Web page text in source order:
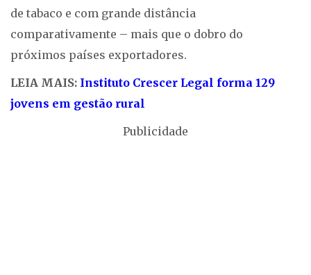
de tabaco e com grande distância
comparativamente – mais que o dobro do
próximos países exportadores.
LEIA MAIS: Instituto Crescer Legal forma 129
jovens em gestão rural
Publicidade